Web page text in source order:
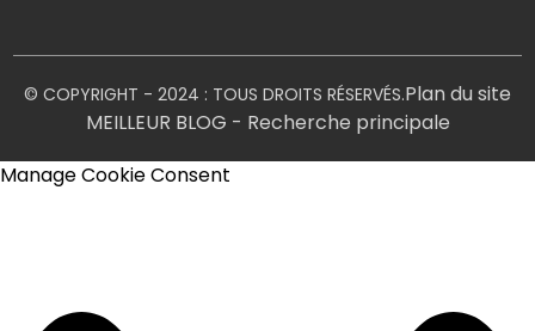
© COPYRIGHT - 2024 : TOUS DROITS RÉSERVÉS.Plan du site
MEILLEUR BLOG - Recherche principale
Manage Cookie Consent